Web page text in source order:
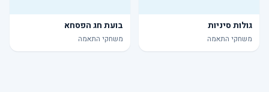
גולות סיניות
משחקי התאמה
בועת חג הפסחא
משחקי התאמה